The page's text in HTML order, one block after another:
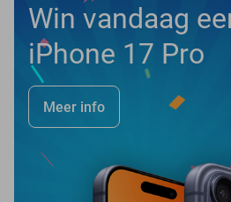
Win vandaag
iPhone 17 Pro
Meer info